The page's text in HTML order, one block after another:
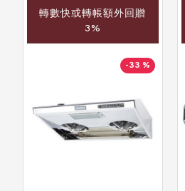
轉數快或轉帳額外回贈
3%
-33 %